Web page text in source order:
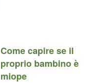
Come capire se il
proprio bambino è
miope